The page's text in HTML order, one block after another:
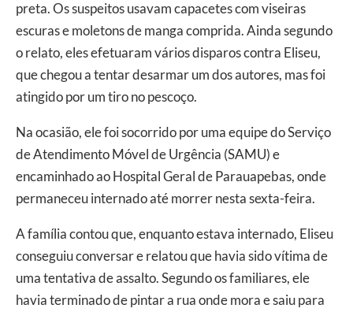
preta. Os suspeitos usavam capacetes com viseiras
escuras e moletons de manga comprida. Ainda segundo
o relato, eles efetuaram vários disparos contra Eliseu,
que chegou a tentar desarmar um dos autores, mas foi
atingido por um tiro no pescoço.
Na ocasião, ele foi socorrido por uma equipe do Serviço
de Atendimento Móvel de Urgência (SAMU) e
encaminhado ao Hospital Geral de Parauapebas, onde
permaneceu internado até morrer nesta sexta-feira.
A família contou que, enquanto estava internado, Eliseu
conseguiu conversar e relatou que havia sido vítima de
uma tentativa de assalto. Segundo os familiares, ele
havia terminado de pintar a rua onde mora e saiu para